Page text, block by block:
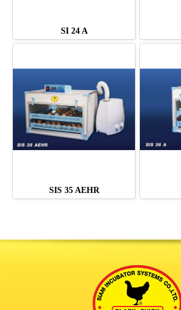
SI 24 A
SIS 35 AEHR